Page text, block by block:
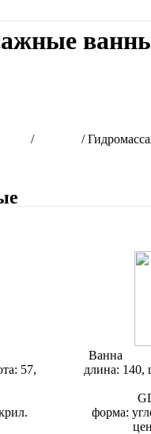
/ /
57,
Ванна
длина: 140,
форма: